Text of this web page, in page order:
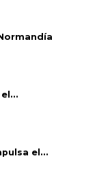
el...